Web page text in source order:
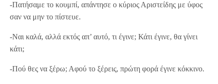
-Πατήσαμε το κουμπί, απάντησε ο κύριος Αριστείδης με ύφος
σαν να μην το πίστευε.
-Ναι καλά, αλλά εκτός απ’ αυτό, τι έγινε; Κάτι έγινε, θα γίνει
κάτι;
-Πού θες να ξέρω; Αφού το ξέρεις, πρώτη φορά έγινε κόκκινο.